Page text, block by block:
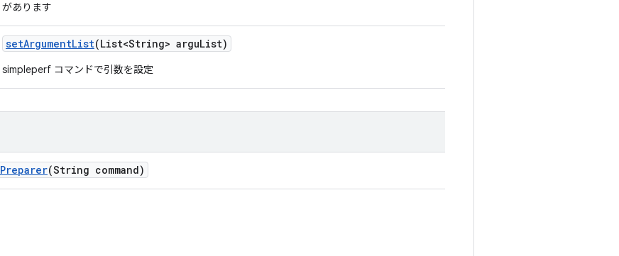
があります
setArgumentList(List<String> arguList)
simpleperf コマンドで引数を設定
Preparer(String command)